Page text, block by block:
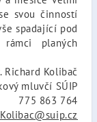
svou činností
spadající pod
planých
Richard Kolibač
mluvčí SÚIP
775 863 764